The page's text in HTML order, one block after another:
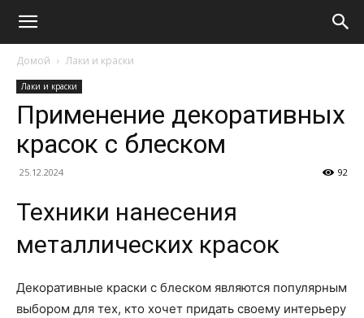
Домой Лаки и краски
Лаки и краски
Применение декоративных
красок с блеском
25.12.2024 92
Техники нанесения
металлических красок
Декоративные краски с блеском являются популярным
выбором для тех, кто хочет придать своему интерьеру